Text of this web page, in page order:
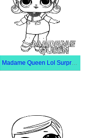
Madame Queen Lol Surprise baba